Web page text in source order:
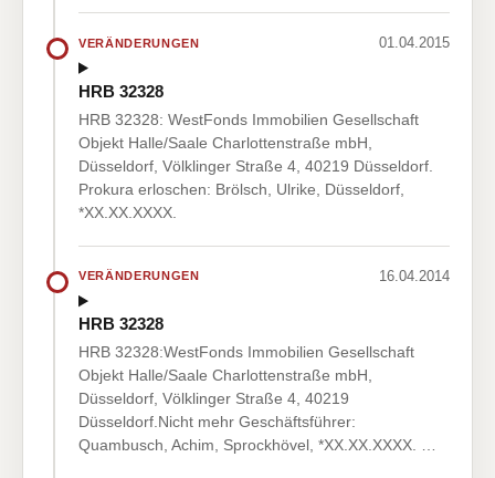
VERÄNDERUNGEN 01.04.2015
HRB 32328
HRB 32328: WestFonds Immobilien Gesellschaft
Objekt Halle/Saale Charlottenstraße mbH,
Düsseldorf, Völklinger Straße 4, 40219 Düsseldorf.
Prokura erloschen: Brölsch, Ulrike, Düsseldorf,
*XX.XX.XXXX.
VERÄNDERUNGEN 16.04.2014
HRB 32328
HRB 32328:WestFonds Immobilien Gesellschaft
Objekt Halle/Saale Charlottenstraße mbH,
Düsseldorf, Völklinger Straße 4, 40219
Düsseldorf.Nicht mehr Geschäftsführer:
Quambusch, Achim, Sprockhövel, *XX.XX.XXXX. …